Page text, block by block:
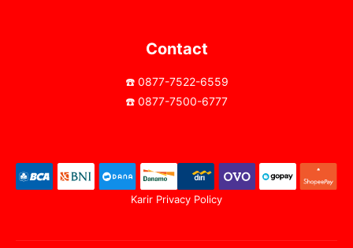
Contact
☎️ 0877-7522-6559
☎️ 0877-7500-6777
Karir Privacy Policy